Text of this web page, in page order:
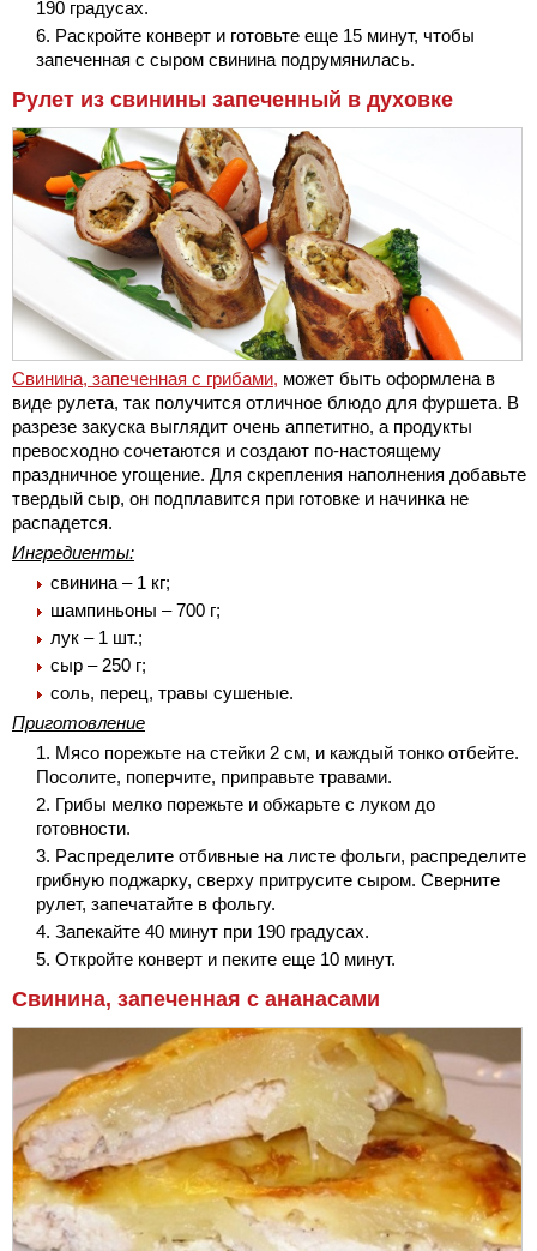
190 градусах.
Раскройте конверт и готовьте еще 15 минут, чтобы
запеченная с сыром свинина подрумянилась.
Рулет из свинины запеченный в духовке
Свинина, запеченная с грибами, может быть оформлена в
виде рулета, так получится отличное блюдо для фуршета. В
разрезе закуска выглядит очень аппетитно, а продукты
превосходно сочетаются и создают по-настоящему
праздничное угощение. Для скрепления наполнения добавьте
твердый сыр, он подплавится при готовке и начинка не
распадется.
Ингредиенты:
свинина – 1 кг;
шампиньоны – 700 г;
лук – 1 шт.;
сыр – 250 г;
соль, перец, травы сушеные.
Приготовление
Мясо порежьте на стейки 2 см, и каждый тонко отбейте.
Посолите, поперчите, приправьте травами.
Грибы мелко порежьте и обжарьте с луком до
готовности.
Распределите отбивные на листе фольги, распределите
грибную поджарку, сверху притрусите сыром. Сверните
рулет, запечатайте в фольгу.
Запекайте 40 минут при 190 градусах.
Откройте конверт и пеките еще 10 минут.
Свинина, запеченная с ананасами